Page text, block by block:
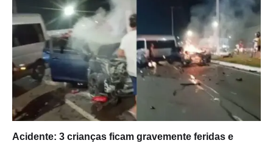
Acidente: 3 crianças ficam gravemente feridas e